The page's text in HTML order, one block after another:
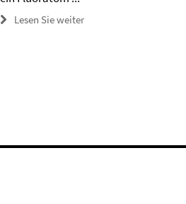
Lesen Sie weiter